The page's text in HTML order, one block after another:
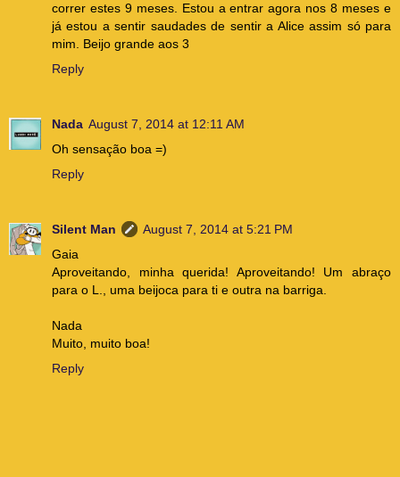
correr estes 9 meses. Estou a entrar agora nos 8 meses e
já estou a sentir saudades de sentir a Alice assim só para
mim. Beijo grande aos 3
Reply
Nada August 7, 2014 at 12:11 AM
Oh sensação boa =)
Reply
Silent Man
August 7, 2014 at 5:21 PM
Gaia
Aproveitando, minha querida! Aproveitando! Um abraço
para o L., uma beijoca para ti e outra na barriga.
Nada
Muito, muito boa!
Reply